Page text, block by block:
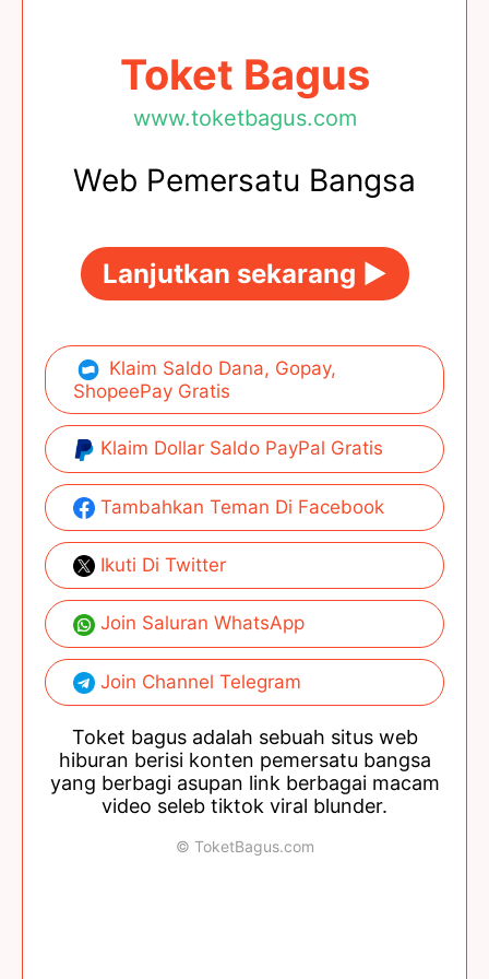
Toket Bagus
www.toketbagus.com
Web Pemersatu Bangsa
Lanjutkan sekarang ►
Klaim Saldo Dana, Gopay,
ShopeePay Gratis
Klaim Dollar Saldo PayPal Gratis
Tambahkan Teman Di Facebook
Ikuti Di Twitter
Join Saluran WhatsApp
Join Channel Telegram
Toket bagus adalah sebuah situs web
hiburan berisi konten pemersatu bangsa
yang berbagi asupan link berbagai macam
video seleb tiktok viral blunder.
© ToketBagus.com